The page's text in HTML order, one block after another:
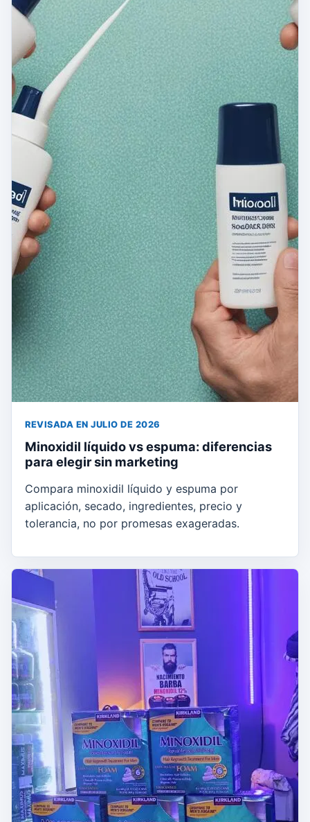
REVISADA EN JULIO DE 2026
Minoxidil líquido vs espuma: diferencias
para elegir sin marketing
Compara minoxidil líquido y espuma por
aplicación, secado, ingredientes, precio y
tolerancia, no por promesas exageradas.